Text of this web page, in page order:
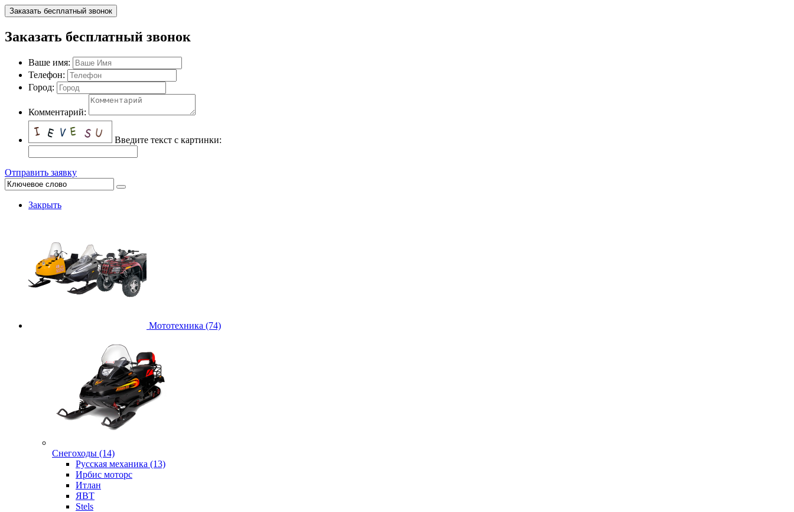
Заказать бесплатный звонок
Заказать бесплатный звонок
Ваше имя:
Телефон:
Город:
Комментарий:
Введите текст с картинки:
Отправить заявку
Закрыть
Мототехника (74)
Снегоходы (14)
Русская механика (13)
Ирбис моторс
Итлан
ЯВТ
Stels